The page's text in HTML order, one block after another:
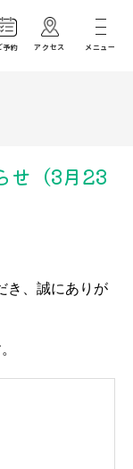
予約 アクセス メニュー
せ（3月23
き、誠にありが